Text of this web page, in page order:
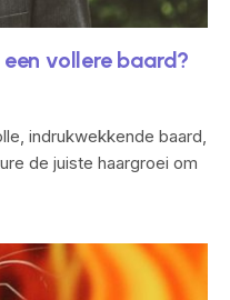
vollere baard?
indrukwekkende baard,
de juiste haargroei om